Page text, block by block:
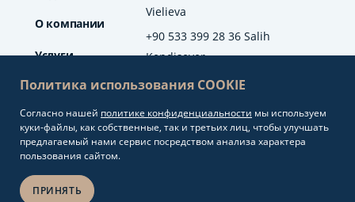
Vielieva
+90 533 399 28 36 Salih
Kendisever
info@artproperty.net
Mahmutlar Mah.
О компании
Услуги
Отзывы
Блог
Политика использования COOKIE
Согласно нашей политике конфиденциальности мы используем
куки-файлы, как собственные, так и третьих лиц, чтобы улучшать
предлагаемый нами сервис посредством анализа характера
пользования сайтом.
ПРИНЯТЬ